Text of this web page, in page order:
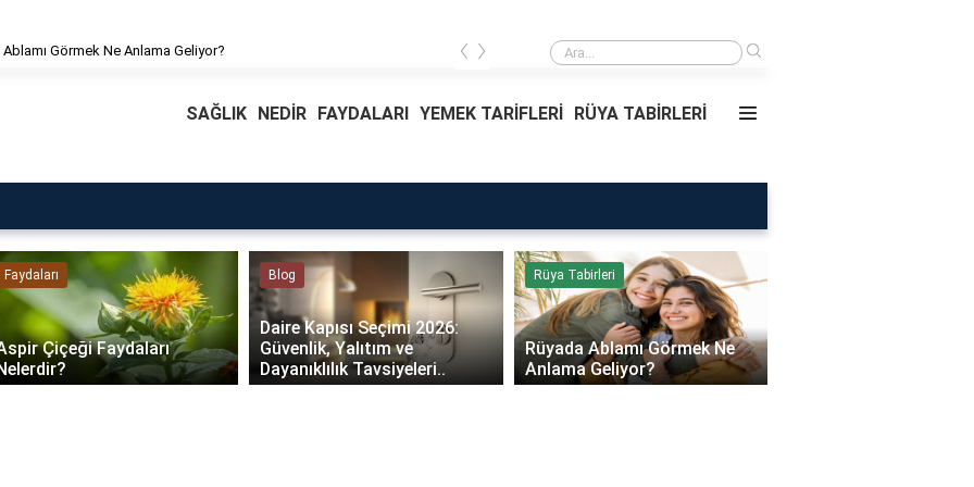
Görmek Ne Anlama Geliyor? Rüyada Ablamı Görmek Ne Anlama Geliyor?
‹ ›
SAĞLIK NEDİR FAYDALARI YEMEK TARİFLERİ RÜYA TABİRLERİ
Faydaları
Çiçeği Faydaları
Blog
Daire Kapısı Seçimi 2026:
Güvenlik, Yalıtım ve
Dayanıklılık Tavsiyeleri..
Rüya Tabirleri
Rüyada Ablamı Görmek Ne
Anlama Geliyor?